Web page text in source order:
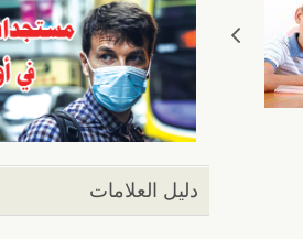
دليل العلامات